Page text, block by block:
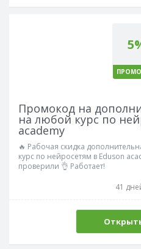
Промокод на
на любой курс по
academy
🔥 Рабочая скидка
курс по нейросетям в Eduson
проверили 👌 Работает!
41